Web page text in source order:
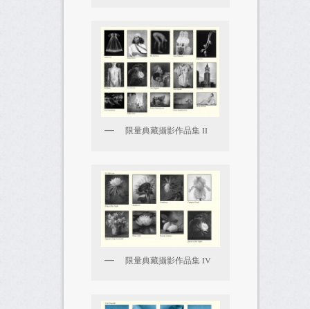
限量典藏攝影作品集 II
限量典藏攝影作品集 IV